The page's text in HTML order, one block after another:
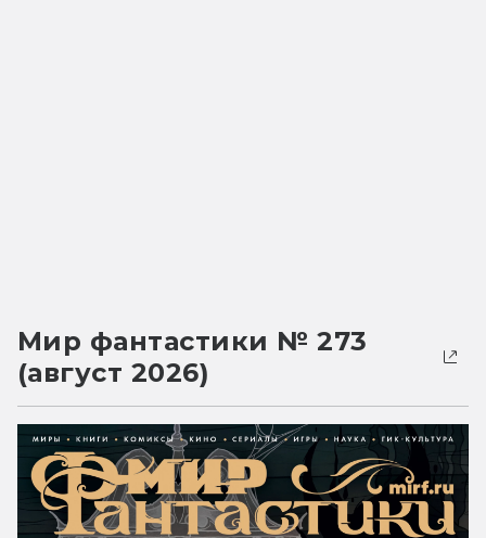
Мир фантастики № 273
(август 2026)